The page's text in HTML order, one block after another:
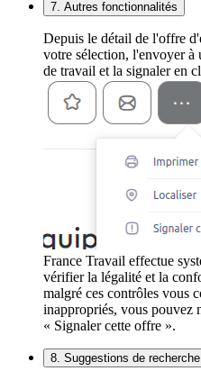
7. Autres fonctionnalités
Depuis le détail de l'offre
votre sélection, l'envoyer
de travail et la signaler en
France Travail effectue
vérifier la légalité et la
malgré ces contrôles vous
inappropriés, vous pouvez
« Signaler cette offre ».
8. Suggestions de recherche